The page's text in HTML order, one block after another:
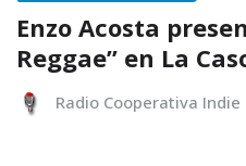
Enzo Acosta
Reggae” en La
Radio Cooperativa Indie